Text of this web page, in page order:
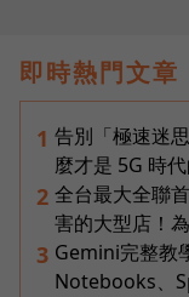
即時熱門文章
1 告別「極速迷
麼才是 5G 時
2 全台最大全聯
害的大型店！
3 Gemini完整教
Notebooks、